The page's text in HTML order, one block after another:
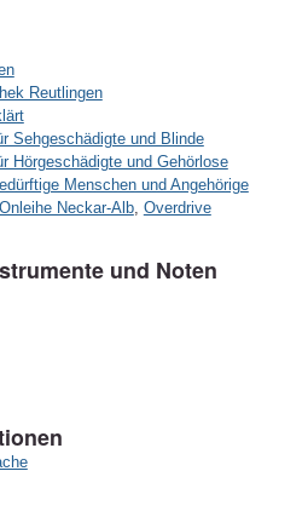
Reutlingen
Sehgeschädigte und Blinde
Hörgeschädigte und Gehörlose
Menschen und Angehörige
Onleihe Neckar-Alb, Overdrive
und Noten